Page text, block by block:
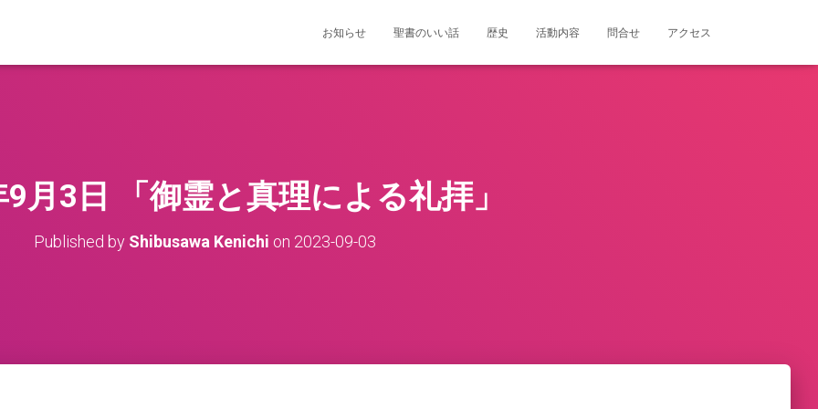
お知らせ 聖書のいい話 歴史 活動内容 問合せ アクセス
月3日 「御霊と真理による礼拝」
Published by Shibusawa Kenichi on 2023-09-03